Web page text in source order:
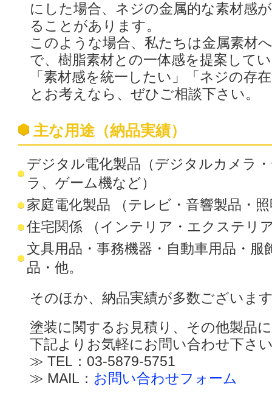
にした場合、ネジの金属的な素材感
ることがあります。
このような場合、私たちは金属素材
で、樹脂素材との一体感を提案して
「素材感を統一したい」「ネジの存
とお考えなら、ぜひご相談下さい。
主な用途（納品実績）
デジタル電化製品（デジタルカメラ
ラ、ゲーム機など）
家庭電化製品 （テレビ・音響製品・
住宅関係 （インテリア・エクステリ
文具用品・事務機器・自動車用品・服
品・他。
そのほか、納品実績が多数ございま
塗装に関するお見積り、その他製品
下記よりお気軽にお問い合わせ下さ
≫ TEL：03-5879-5751
≫ MAIL： お問い合わせフォーム